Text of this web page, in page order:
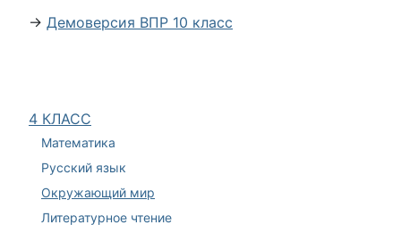
4 КЛАСС
Математика
Русский язык
Окружающий мир
Литературное чтение
→ Демоверсия ВПР 10 класс